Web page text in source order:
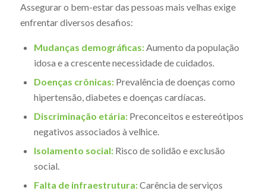
Assegurar o bem-estar das pessoas mais velhas exige
enfrentar diversos desafios:
Mudanças demográficas:Aumento da população
idosa e a crescente necessidade de cuidados.
Doenças crônicas:Prevalência de doenças como
hipertensão, diabetes e doenças cardíacas.
Discriminação etária:Preconceitos e estereótipos
negativos associados à velhice.
Isolamento social:Risco de solidão e exclusão
social.
Falta de infraestrutura:Carência de serviços